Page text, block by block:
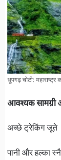
धूपगढ़ चोटी:
आवश्यक सामग्री
अच्छे ट्रेकिंग जूते
पानी और हल्का